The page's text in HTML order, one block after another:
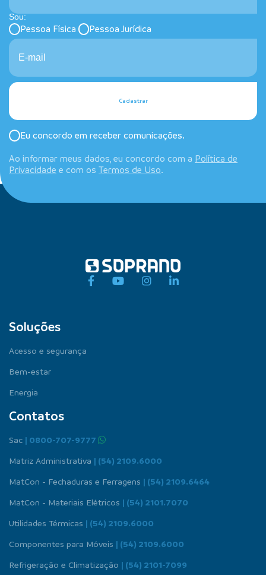
Sou:
Pessoa Física Pessoa Jurídica
Cadastrar
Eu concordo em receber comunicações.
Ao informar meus dados, eu concordo com a Política de
Privacidade e com os Termos de Uso.
Soluções
Acesso e segurança
Bem-estar
Energia
Contatos
Sac | 0800-707-9777
Matriz Administrativa | (54) 2109.6000
MatCon - Fechaduras e Ferragens | (54) 2109.6464
MatCon - Materiais Elétricos | (54) 2101.7070
Utilidades Térmicas | (54) 2109.6000
Componentes para Móveis | (54) 2109.6000
Refrigeração e Climatização | (54) 2101-7099